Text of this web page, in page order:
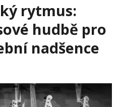
rytmus:
hudbě pro
nadšence